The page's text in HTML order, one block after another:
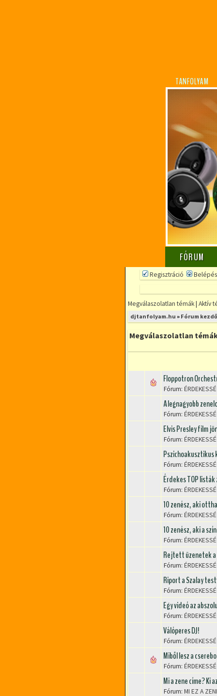
TANFOLYAM
FÓRUM
Regisztráció Belépés
Megválaszolatlan témák| Aktív
djtanfolyam.hu » Fórum
Megválaszolatlan
Floppotron
Fórum:
A legnagyobb
Fórum:
Elvis Presley film
Fórum:
Fórum:
Érdekes TOP
Fórum:
10 zenész, aki
Fórum:
10 zenész, aki a
Fórum:
Rejtett üzenetek a
Fórum:
Riport a Szalay
Fórum:
Egy videó az
Fórum:
Válóperes DJ!
Fórum:
Miből lesz a
Fórum:
Mi a zene címe? Ki
Fórum: MI EZ A